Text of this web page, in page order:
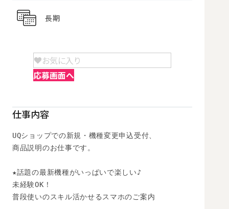
長期
お気に入り
応募画面へ
仕事内容
UQショップでの新規・機種変更申込受付、
商品説明のお仕事です。
★話題の最新機種がいっぱいで楽しい♪
未経験OK！
普段使いのスキル活かせるスマホのご案内